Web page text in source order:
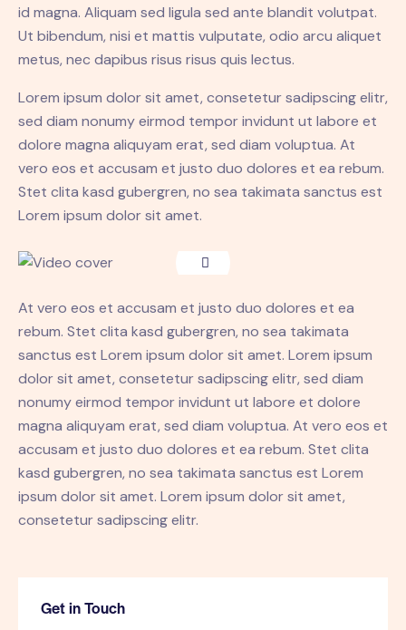
id magna. Aliquam sed ligula sed ante blandit volutpat.
Ut bibendum, nisi et mattis vulputate, odio arcu aliquet
metus, nec dapibus risus risus quis lectus.
Lorem ipsum dolor sit amet, consetetur sadipscing elitr,
sed diam nonumy eirmod tempor invidunt ut labore et
dolore magna aliquyam erat, sed diam voluptua. At
vero eos et accusam et justo duo dolores et ea rebum.
Stet clita kasd gubergren, no sea takimata sanctus est
Lorem ipsum dolor sit amet.
At vero eos et accusam et justo duo dolores et ea
rebum. Stet clita kasd gubergren, no sea takimata
sanctus est Lorem ipsum dolor sit amet. Lorem ipsum
dolor sit amet, consetetur sadipscing elitr, sed diam
nonumy eirmod tempor invidunt ut labore et dolore
magna aliquyam erat, sed diam voluptua. At vero eos et
accusam et justo duo dolores et ea rebum. Stet clita
kasd gubergren, no sea takimata sanctus est Lorem
ipsum dolor sit amet. Lorem ipsum dolor sit amet,
consetetur sadipscing elitr.
Get in Touch